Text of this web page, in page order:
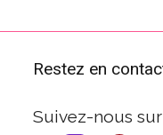
Restez en
Suivez-nous